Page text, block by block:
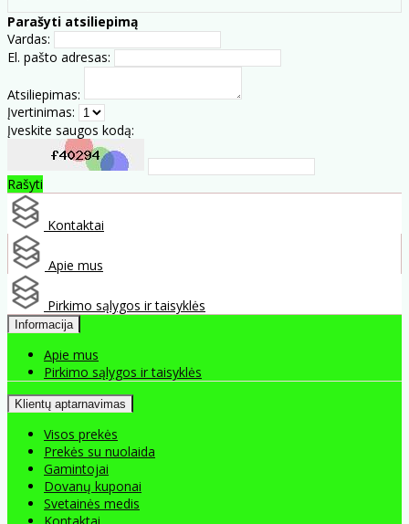
Parašyti atsiliepimą
Vardas:
El. pašto adresas:
Atsiliepimas:
Įvertinimas:
Įveskite saugos kodą:
Rašyti
Kontaktai
Apie mus
Pirkimo sąlygos ir taisyklės
Informacija
Apie mus
Pirkimo sąlygos ir taisyklės
Klientų aptarnavimas
Visos prekės
Prekės su nuolaida
Gamintojai
Dovanų kuponai
Svetainės medis